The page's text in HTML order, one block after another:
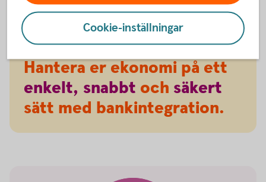
Hantera er ekonomi på ett
enkelt, snabbt och säkert
sätt med bankintegration.
Cookie-inställningar